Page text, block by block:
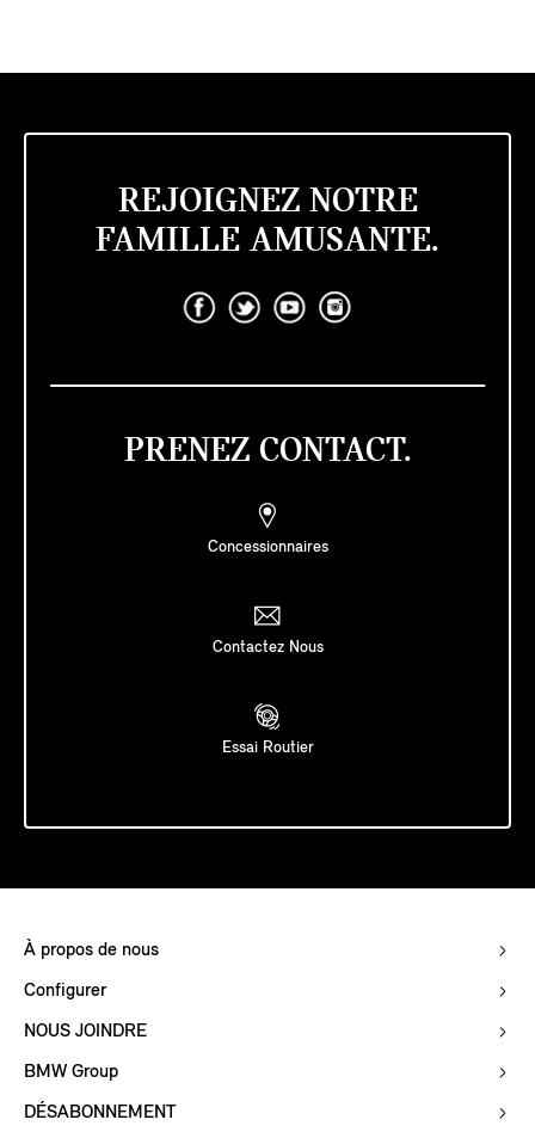
REJOIGNEZ NOTRE
FAMILLE AMUSANTE.
PRENEZ CONTACT.
Concessionnaires
Contactez Nous
Essai Routier
À propos de nous
Configurer
NOUS JOINDRE
BMW Group
DÉSABONNEMENT